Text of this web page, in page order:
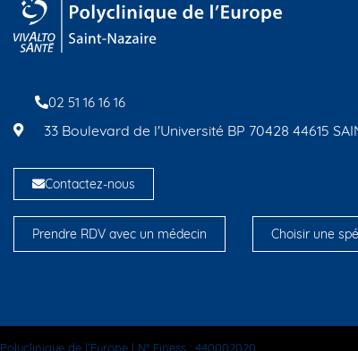
02 51 16 16 16
33 Boulevard de l'Université BP 70428 44615
Contactez-nous
Prendre RDV avec un médecin Choisir une
Polyclinique de l’Europe | N° Finess : 440002020